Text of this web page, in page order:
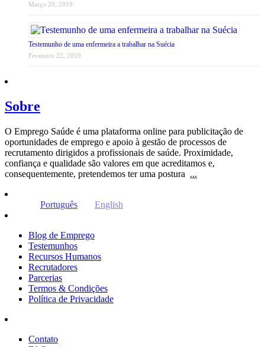
Março 20, 2019
Testemunho de uma enfermeira a trabalhar na Suécia
Fevereiro 22, 2019
Sobre
O Emprego Saúde é uma plataforma online para publicitação de
oportunidades de emprego e apoio à gestão de processos de
recrutamento dirigidos a profissionais de saúde. Proximidade,
confiança e qualidade são valores em que acreditamos e,
consequentemente, pretendemos ter uma postura ...
Português English
Blog de Emprego
Testemunhos
Recursos Humanos
Recrutadores
Parcerias
Termos & Condições
Política de Privacidade
Contato